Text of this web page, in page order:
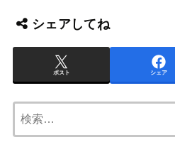
シェアしてね
ポスト シェア